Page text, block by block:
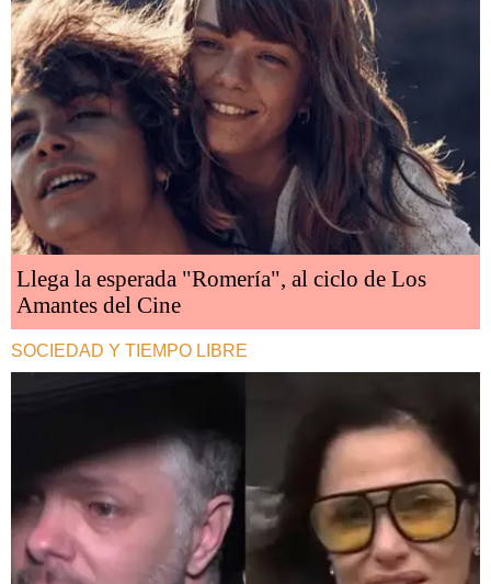
Llega la esperada "Romería", al ciclo de Los
Amantes del Cine
SOCIEDAD Y TIEMPO LIBRE